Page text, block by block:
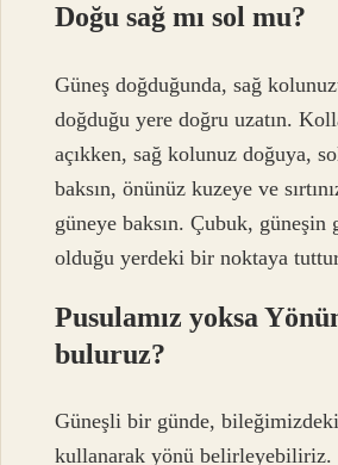
Doğu sağ mı sol mu?
Güneş doğduğunda, sağ
doğduğu yere doğru uzatın.
açıkken, sağ kolunuz doğuya,
baksın, önünüz kuzeye ve
güneye baksın. Çubuk, güneşin
olduğu yerdeki bir noktaya
Pusulamız yoksa
buluruz?
Güneşli bir günde,
kullanarak yönü belirleyebiliriz.